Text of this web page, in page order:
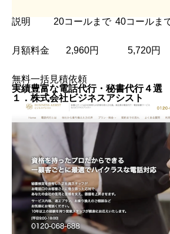
説明 20コールまで 40コールま
月額料金 2,960円 5,720円
無料一括見積依頼
実績豊富な電話代行・秘書代行４選
１．株式会社ビジネスアシスト